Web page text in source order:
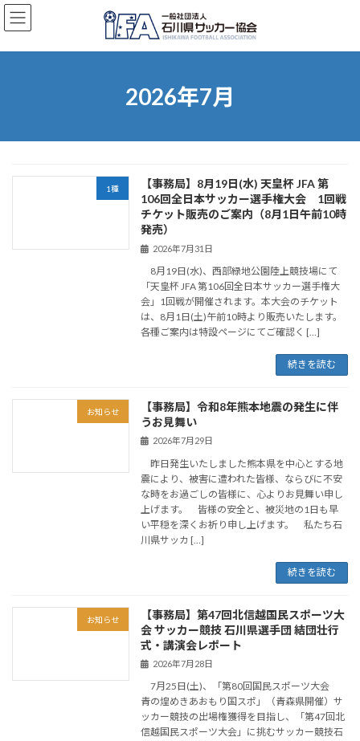
コ
ン
ン
ナ
ビ
ー
2026年7月
1種
【事務局】8月19日(水) 天皇杯 JFA 第
106回全日本サッカー選手権大会 1回戦
チケット販売のご案内（8月1日午前10時
発売）
2026年7月31日
8月19日(水)、西部緑地公園陸上競技場にて
「天皇杯 JFA 第106回全日本サッカー選手権大
会」1回戦が開催されます。本大会のチケット
は、8月1日(土)午前10時より販売いたします。
各種ご案内は特設ページにてご確認く […]
続きを読む
お知らせ
【事務局】令和8年熊本地震の発生に伴
うお見舞い
2026年7月29日
昨日発生いたしました熊本県を中心とする地
震により、被害に遭われた皆様、ならびに不安
な時をお過ごしの皆様に、心よりお見舞い申し
上げます。 皆様の安全と、被災地の1日も早
い平穏を深くお祈り申し上げます。 私たち石
川県サッカ […]
続きを読む
お知らせ
【事務局】第47回北信越国民スポーツ大
会 サッカー競技 石川県選手団 結団壮行
式・講演会レポート
2026年7月28日
7月25日(土)、「第80回国民スポーツ大会
青の煌めきあおもり国スポ」（青森県開催）サ
ッカー競技の出場権獲得を目指し、「第47回北
信越国民スポーツ大会」に挑むサッカー競技石